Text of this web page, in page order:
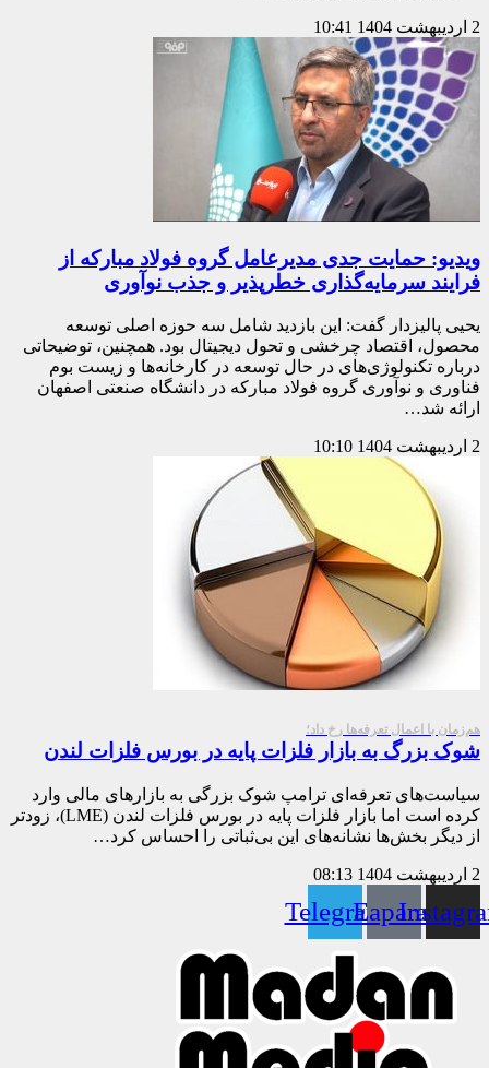
2 اردیبهشت 1404 10:41
ویدیو: حمایت جدی مدیرعامل گروه فولاد مبارکه از
فرایند سرمایه‌گذاری خطرپذیر و جذب نوآوری
یحیی پالیزدار گفت: این بازدید شامل سه حوزه اصلی توسعه
محصول، اقتصاد چرخشی و تحول دیجیتال بود. همچنین، توضیحاتی
درباره تکنولوژی‌های در حال توسعه در کارخانه‌ها و زیست بوم
فناوری و نوآوری گروه فولاد مبارکه در دانشگاه صنعتی اصفهان
ارائه شد…
2 اردیبهشت 1404 10:10
هم‌‎زمان با اعمال تعرفه‌ها رخ داد؛
شوک بزرگ به بازار فلزات پایه در بورس فلزات لندن
سیاست‌های تعرفه‌ای ترامپ شوک بزرگی به بازارهای مالی وارد
کرده است اما بازار فلزات پایه در بورس فلزات لندن (LME)، زودتر
از دیگر بخش‌ها نشانه‌های این بی‌ثباتی را احساس کرد…
2 اردیبهشت 1404 08:13
Eaparat
Telegram